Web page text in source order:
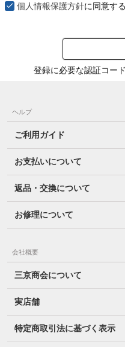
個人情報保護方針に同意する
登録に必要な認証コー
ヘルプ
ご利用ガイド
お支払いについて
返品・交換について
お修理について
会社概要
三京商会について
実店舗
特定商取引法に基づく表示